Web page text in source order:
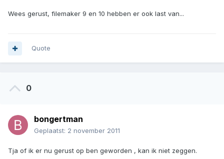
Wees gerust, filemaker 9 en 10 hebben er ook last van...
Quote
0
bongertman
Geplaatst: 2 november 2011
Tja of ik er nu gerust op ben geworden , kan ik niet zeggen.